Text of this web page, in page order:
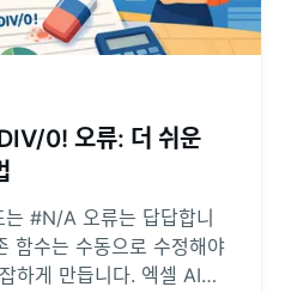
0! 오류: 더 쉬운
#N/A 오류는 답답합니
함수는 수동으로 수정해야
하게 만듭니다. 엑셀 AI인